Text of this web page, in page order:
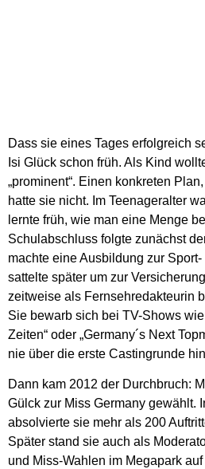
Dass sie eines Tages erfolgreich
Isi Glück schon früh. Als Kind
„prominent“. Einen konkreten
hatte sie nicht. Im Teenageralter
lernte früh, wie man eine Menge
Schulabschluss folgte zunächst
machte eine Ausbildung zur
sattelte später um zur
zeitweise als Fernsehredakteurin
Sie bewarb sich bei TV-Shows
Zeiten“ oder „Germany´s Next
nie über die erste Castingrunde
Dann kam 2012 der Durchbruch:
Gülck zur Miss Germany gewählt.
absolvierte sie mehr als 200
Später stand sie auch als
und Miss-Wahlen im Megapark